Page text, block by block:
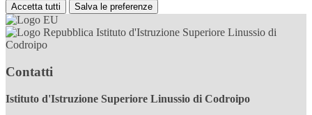
Accetta tutti Salva le preferenze
Istituto d'Istruzione Superiore Linussio di
Codroipo
Contatti
Istituto d'Istruzione Superiore Linussio di Codroipo